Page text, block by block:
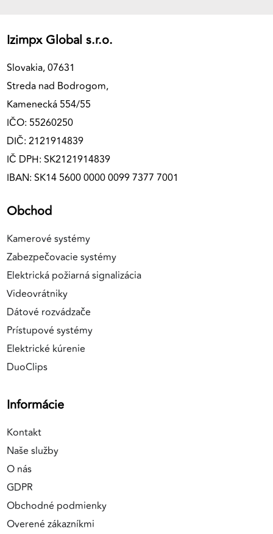
Izimpx Global s.r.o.
Slovakia, 07631
Streda nad Bodrogom,
Kamenecká 554/55
IČO: 55260250
DIČ: 2121914839
IČ DPH: SK2121914839
IBAN: SK14 5600 0000 0099 7377 7001
Obchod
Kamerové systémy
Zabezpečovacie systémy
Elektrická požiarná signalizácia
Videovrátniky
Dátové rozvádzače
Prístupové systémy
Elektrické kúrenie
DuoClips
Informácie
Kontakt
Naše služby
O nás
GDPR
Obchodné podmienky
Overené zákazníkmi